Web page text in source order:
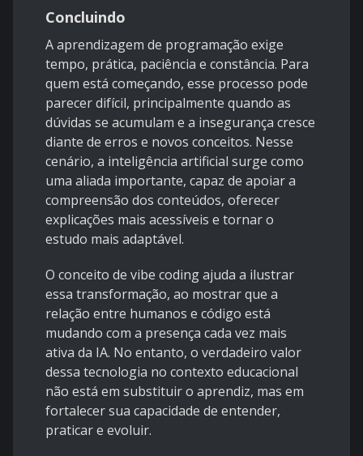
Concluindo
A aprendizagem de programação exige
tempo, prática, paciência e constância. Para
quem está começando, esse processo pode
parecer difícil, principalmente quando as
dúvidas se acumulam e a insegurança cresce
diante de erros e novos conceitos. Nesse
cenário, a inteligência artificial surge como
uma aliada importante, capaz de apoiar a
compreensão dos conteúdos, oferecer
explicações mais acessíveis e tornar o
estudo mais adaptável.
O conceito de vibe coding ajuda a ilustrar
essa transformação, ao mostrar que a
relação entre humanos e código está
mudando com a presença cada vez mais
ativa da IA. No entanto, o verdadeiro valor
dessa tecnologia no contexto educacional
não está em substituir o aprendiz, mas em
fortalecer sua capacidade de entender,
praticar e evoluir.